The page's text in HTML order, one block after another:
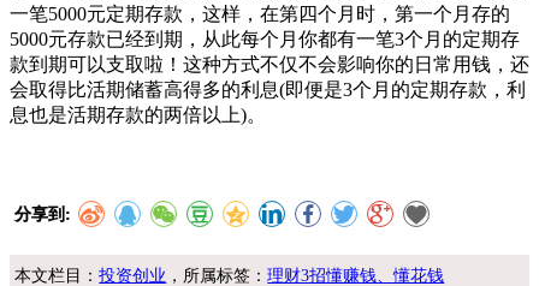
一笔5000元定期存款，这样，在第四个月时，第一个月存的
5000元存款已经到期，从此每个月你都有一笔3个月的定期存
款到期可以支取啦！这种方式不仅不会影响你的日常用钱，还
会取得比活期储蓄高得多的利息(即便是3个月的定期存款，利
息也是活期存款的两倍以上)。
分享到:
本文栏目：投资创业 ，所属标签：理财3招懂赚钱、懂花钱